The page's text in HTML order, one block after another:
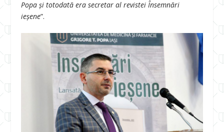
Popa și totodată era secretar al revistei Însemnări
ieșene”.